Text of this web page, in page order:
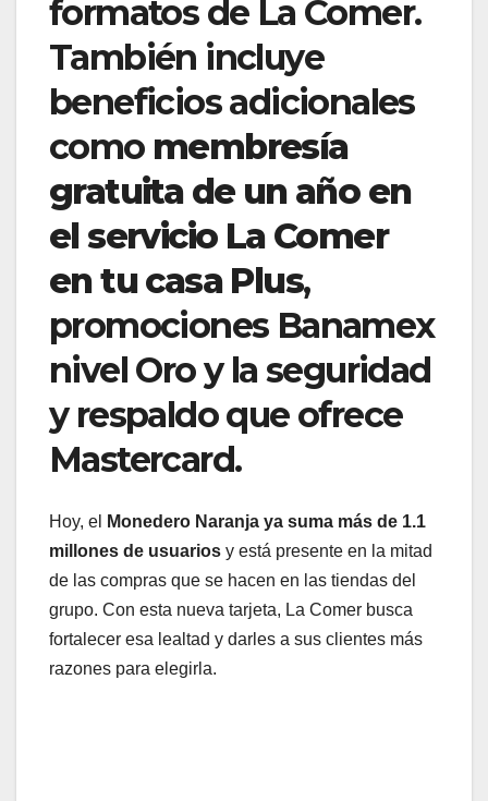
formatos de La Comer.
También incluye
beneficios adicionales
como membresía
gratuita de un año en
el servicio La Comer
en tu casa Plus,
promociones Banamex
nivel Oro y la seguridad
y respaldo que ofrece
Mastercard.
Hoy, el
Monedero Naranja ya suma más de 1.1
millones de usuarios y está presente en la mitad
de las compras que se hacen en las tiendas del
grupo. Con esta nueva tarjeta, La Comer busca
fortalecer esa lealtad y darles a sus clientes más
razones para elegirla.